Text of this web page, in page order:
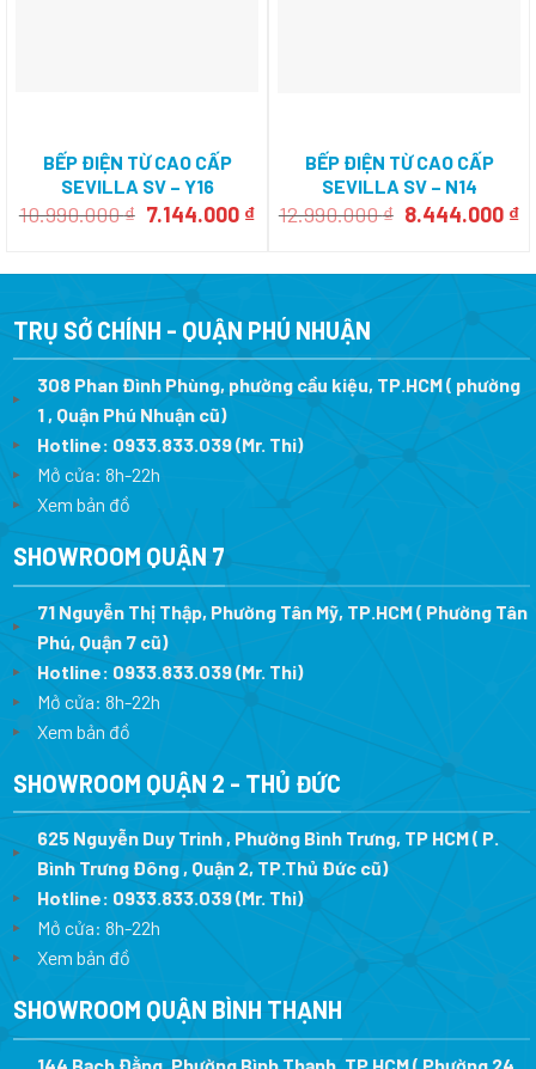
BẾP ĐIỆN TỪ CAO CẤP
SEVILLA SV – Y16
10.990.000₫ Giá
10.990.000 ₫.
7.144.000 ₫Giá
là:
BẾP ĐIỆN TỪ CAO CẤP
SEVILLA SV – N14
12.990.000₫ Giá
12.990.000 ₫.
8.444.000 ₫
TRỤ SỞ CHÍNH - QUẬN PHÚ NHUẬN
308 Phan Đình Phùng, phường cầu kiệu, TP.HCM ( phường
1 , Quận Phú Nhuận cũ)
Hotline: 0933.833.039(Mr. Thi)
Mở cửa: 8h-22h
Xem bản đồ
SHOWROOM QUẬN 7
71 Nguyễn Thị Thập, Phường Tân Mỹ, TP.HCM ( Phường Tân
Phú, Quận 7 cũ)
Hotline: 0933.833.039(Mr. Thi)
Mở cửa: 8h-22h
Xem bản đồ
SHOWROOM QUẬN 2 - THỦ ĐỨC
625 Nguyễn Duy Trinh , Phường Bình Trưng, TP HCM ( P.
Bình Trưng Đông , Quận 2, TP.Thủ Đức cũ)
Hotline: 0933.833.039(Mr. Thi)
Mở cửa: 8h-22h
Xem bản đồ
SHOWROOM QUẬN BÌNH THẠNH
144 Bạch Đằng, Phường Bình Thạnh, TP HCM ( Phường 24 ,